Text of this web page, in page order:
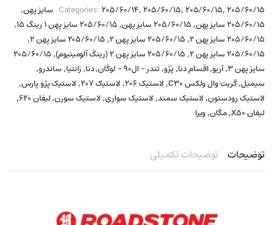
Categories:۲۰۵/۶۰/۱۴,۲۰۵/۶۰/۱۵,۲۰۵/۶۰/۱۵,۲۰۵/۶۰/۱۵ سایز پهن ,
۲۰۵/۶۰/۱۵ سایز پهن , ۲۰۵/۶۰/۱۵ سایز پهن , ۲۰۵/۶۰/۱۵ سایز پهن ۱ رینگ ۱۵ ,
۲۰۵/۶۰/۱۵ سایز پهن ۲ , ۲۰۵/۶۰/۱۵ سایز پهن ۲ , ۲۰۵/۶۰/۱۵ سایز پهن ۲ ,
۲۰۵/۶۰/۱۵ سایز پهن ۲ , ۲۰۵/۶۰/۱۵ سایز پهن ۲ (رینگ آلومینیوم) , ۲۰۵/۶۰/۱۵
سایز پهن ۳ ,آریو,اقسام دنا,پژو,تندر - ال۹۰ - لوگان ,دنا,زانتیا, ساندرو,
سیمبل,گریت وال ولکس C30 , لاستیک ۲۰۶ , لاستیک ۲۰۷ , لاستیک پژو پارس,
لاستیک رودستون, لاستیک سمند, لاستیک سواری, لاستیک سورن,لیفان ۶۲۰ ,
لیفان X50 ,مگان,ویرا
توضیحات توضیحات تکمیلی